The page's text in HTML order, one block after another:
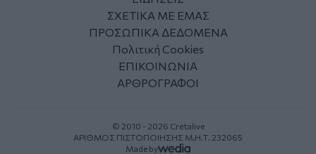
ΣΧΕΤΙΚΑ ΜΕ ΕΜΑΣ
ΠΡΟΣΩΠΙΚΑ ΔΕΔΟΜΕΝΑ
Πολιτική Cookies
ΕΠΙΚΟΙΝΩΝΙΑ
ΑΡΘΡΟΓΡΑΦΟΙ
© 2010 - 2026 Cretalive
ΑΡΙΘΜΟΣ ΠΙΣΤΟΠΟΙΗΣΗΣ Μ.Η.Τ. 232065
Made by